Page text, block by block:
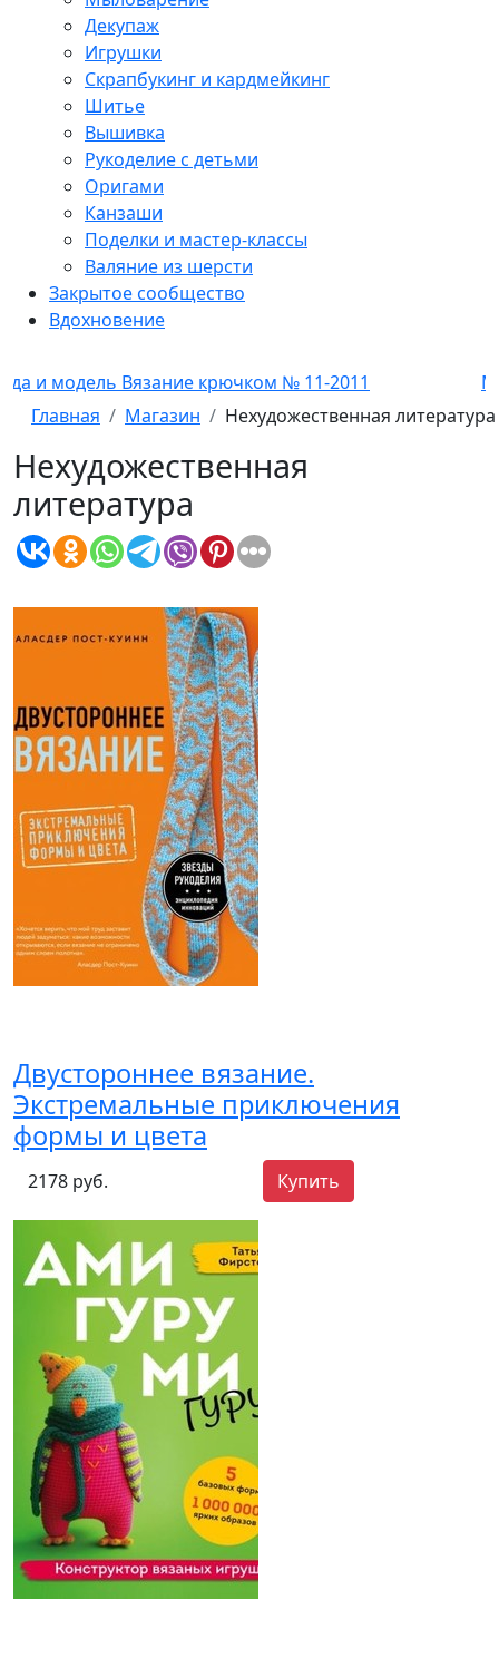
Декупаж
Игрушки
Скрапбукинг и кардмейкинг
Шитье
Вышивка
Рукоделие с детьми
Оригами
Канзаши
Поделки и мастер-классы
Валяние из шерсти
Закрытое сообщество
Вдохновение
крючком № 11-2011
Мода и модель
Главная
Магазин Нехудожественная литература
Нехудожественная
литература
Двустороннее вязание.
Экстремальные приключения
формы и цвета
2178 руб. Купить